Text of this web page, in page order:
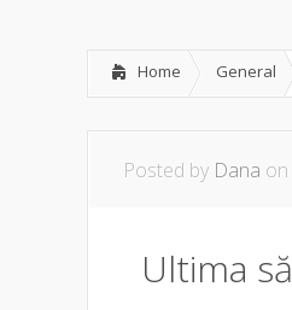
Home General
Posted by Dana on
Ultima